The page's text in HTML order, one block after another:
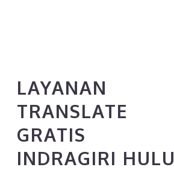
LAYANAN
TRANSLATE
GRATIS
INDRAGIRI HULU